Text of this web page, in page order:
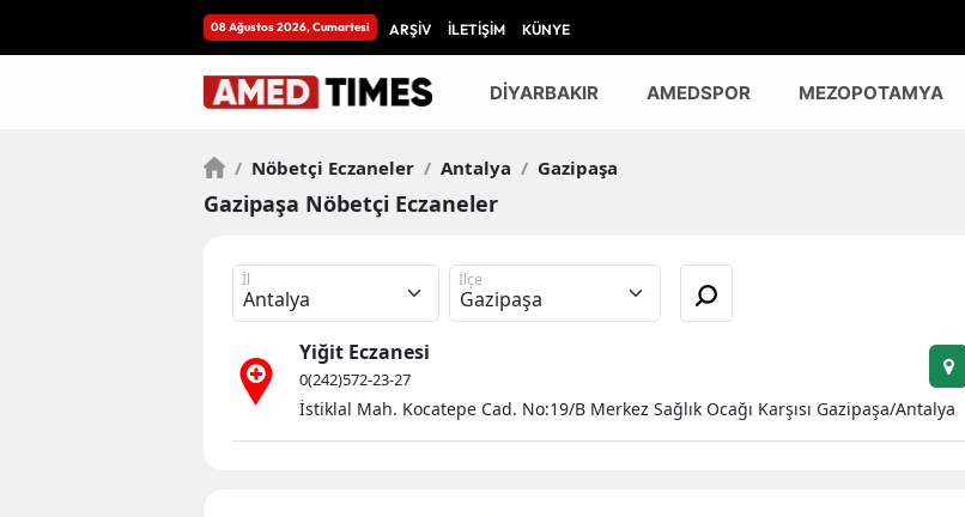
08 Ağustos 2026, Cumartesi ARŞİV İLETİŞİM KÜNYE
DİYARBAKIR AMEDSPOR MEZOPOTAMYA
/ Nöbetçi Eczaneler / Antalya / Gazipaşa
Gazipaşa Nöbetçi Eczaneler
İl İlçe
Yiğit Eczanesi
0(242)572-23-27
İstiklal Mah. Kocatepe Cad. No:19/B Merkez Sağlık Ocağı Karşısı Gazipaşa/Antalya